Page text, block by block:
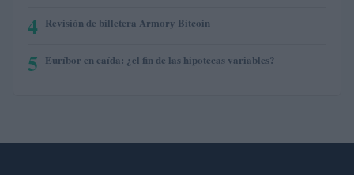
4 Revisión de billetera Armory Bitcoin
5 Euríbor en caída: ¿el fin de las hipotecas variables?